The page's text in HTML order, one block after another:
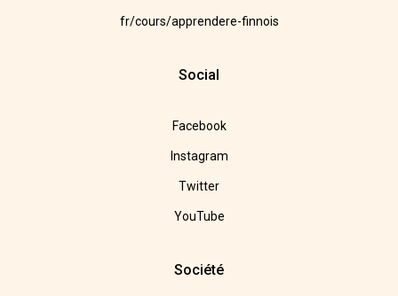
fr/cours/apprendere-finnois
Social
Facebook
Instagram
Twitter
YouTube
Société